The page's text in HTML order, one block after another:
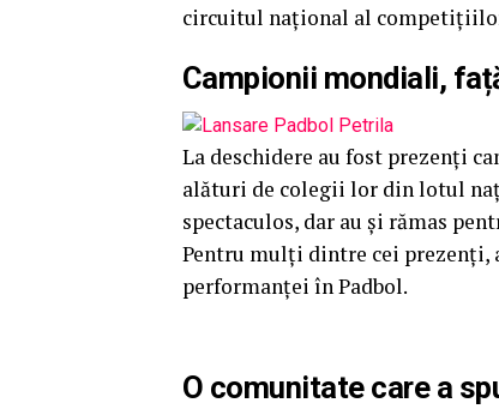
circuitul național al
Campionii mondiali,
La deschidere au fost prezenți
alături de colegii lor din lotul
spectaculos, dar au și rămas
Pentru mulți dintre cei prezenți,
performanței în Padbol.
O comunitate care a